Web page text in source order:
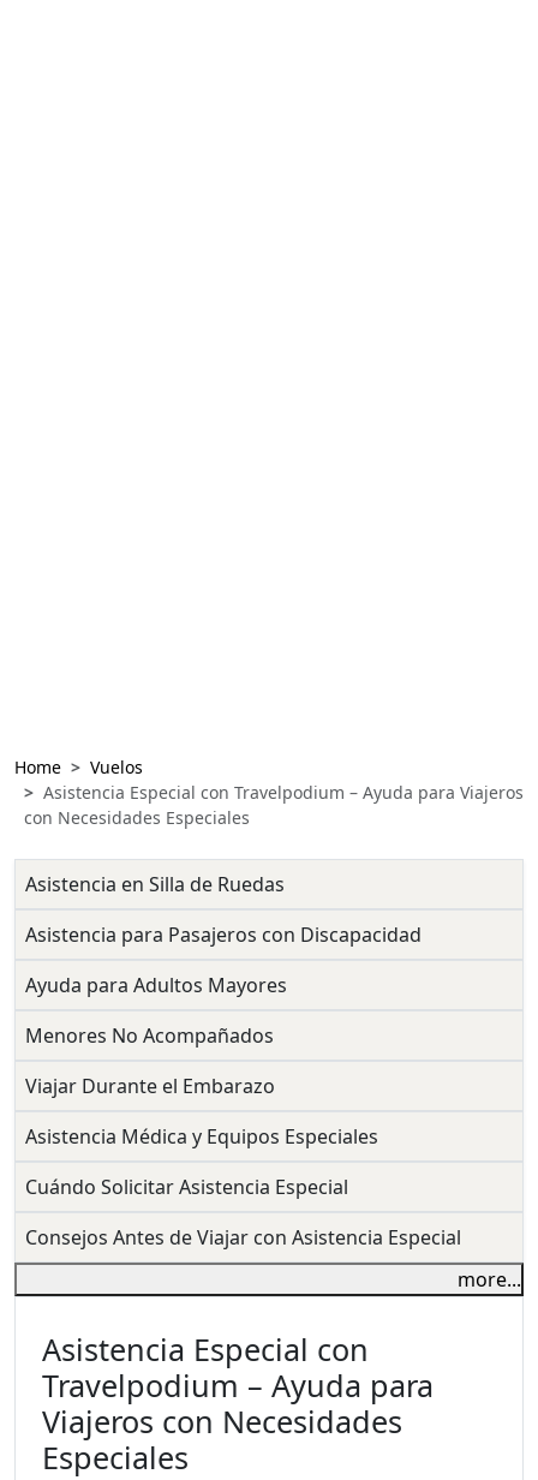
Home
Vuelos
Asistencia Especial con Travelpodium – Ayuda para Viajeros
con Necesidades Especiales
Asistencia en Silla de Ruedas
Asistencia para Pasajeros con Discapacidad
Ayuda para Adultos Mayores
Menores No Acompañados
Viajar Durante el Embarazo
Asistencia Médica y Equipos Especiales
Cuándo Solicitar Asistencia Especial
Consejos Antes de Viajar con Asistencia Especial
more...
Asistencia Especial con
Travelpodium – Ayuda para
Viajeros con Necesidades
Especiales